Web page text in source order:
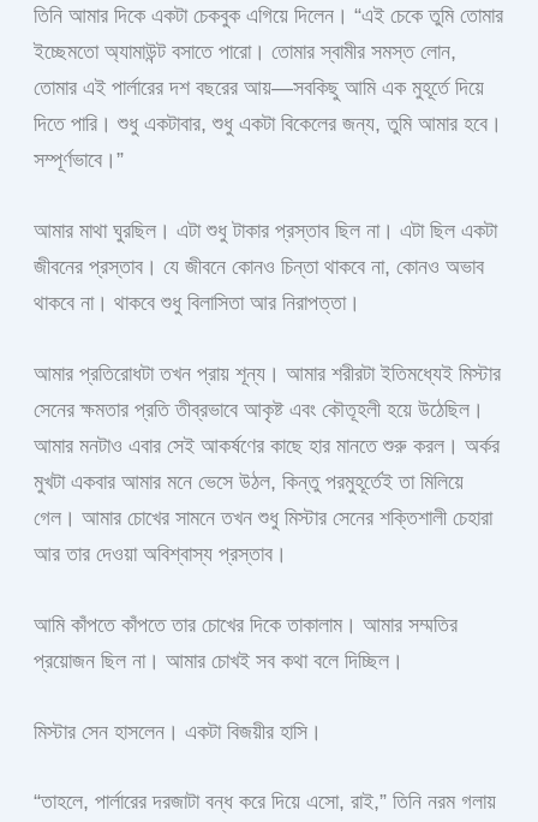
তিনি আমার দিকে একটা চেকবুক এগিয়ে দিলেন। “এই চেকে তুমি তোমার
ইচ্ছেমতো অ্যামাউন্ট বসাতে পারো। তোমার স্বামীর সমস্ত লোন,
তোমার এই পার্লারের দশ বছরের আয়—সবকিছু আমি এক মুহূর্তে দিয়ে
দিতে পারি। শুধু একটাবার, শুধু একটা বিকেলের জন্য, তুমি আমার হবে।
সম্পূর্ণভাবে।”
আমার মাথা ঘুরছিল। এটা শুধু টাকার প্রস্তাব ছিল না। এটা ছিল একটা
জীবনের প্রস্তাব। যে জীবনে কোনও চিন্তা থাকবে না, কোনও অভাব
থাকবে না। থাকবে শুধু বিলাসিতা আর নিরাপত্তা।
আমার প্রতিরোধটা তখন প্রায় শূন্য। আমার শরীরটা ইতিমধ্যেই মিস্টার
সেনের ক্ষমতার প্রতি তীব্রভাবে আকৃষ্ট এবং কৌতূহলী হয়ে উঠেছিল।
আমার মনটাও এবার সেই আকর্ষণের কাছে হার মানতে শুরু করল। অর্কর
মুখটা একবার আমার মনে ভেসে উঠল, কিন্তু পরমুহূর্তেই তা মিলিয়ে
গেল। আমার চোখের সামনে তখন শুধু মিস্টার সেনের শক্তিশালী চেহারা
আর তার দেওয়া অবিশ্বাস্য প্রস্তাব।
আমি কাঁপতে কাঁপতে তার চোখের দিকে তাকালাম। আমার সম্মতির
প্রয়োজন ছিল না। আমার চোখই সব কথা বলে দিচ্ছিল।
মিস্টার সেন হাসলেন। একটা বিজয়ীর হাসি।
“তাহলে, পার্লারের দরজাটা বন্ধ করে দিয়ে এসো, রাই,” তিনি নরম গলায়